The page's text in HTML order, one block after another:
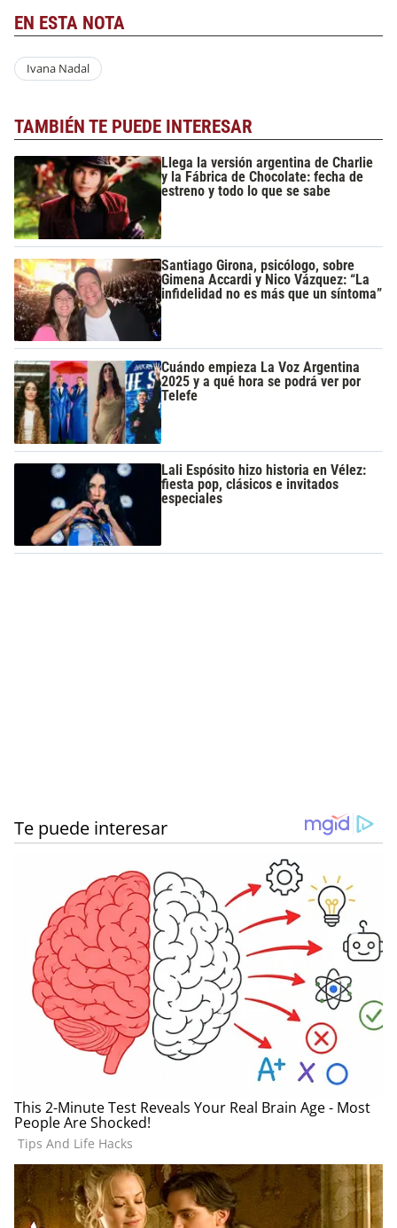
EN ESTA NOTA
Ivana Nadal
TAMBIÉN TE PUEDE INTERESAR
Llega la versión argentina de Charlie
y la Fábrica de Chocolate: fecha de
estreno y todo lo que se sabe
Santiago Girona, psicólogo, sobre
Gimena Accardi y Nico Vázquez: “La
infidelidad no es más que un síntoma”
Cuándo empieza La Voz Argentina
2025 y a qué hora se podrá ver por
Telefe
Lali Espósito hizo historia en Vélez:
fiesta pop, clásicos e invitados
especiales